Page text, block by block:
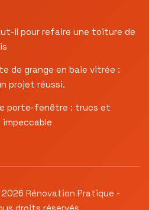
il pour refaire une toiture de
de grange en baie vitrée :
projet réussi.
porte-fenêtre : trucs et
Rénovation Pratique -
droits réservés